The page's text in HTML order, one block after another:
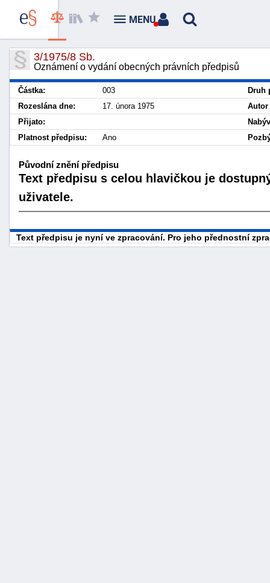
3/1975/8 Sb.
Oznámení o vydání obecných právních předpisů
Částka: 003
Druh
Rozeslána dne:
17. února 1975
Přijato:
Platnost předpisu:
Ano
Původní znění předpisu
Text předpisu s celou hlavičkou je
uživatele.
Text předpisu je nyní ve zpracování. Pro jeho přednostní
MENU